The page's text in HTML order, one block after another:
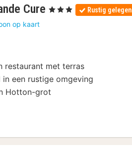
Cure 3
nachten
, 3 Sterren Rustig gelegen
op kaart
restaurant met terras
een rustige omgeving
Hotton-grot